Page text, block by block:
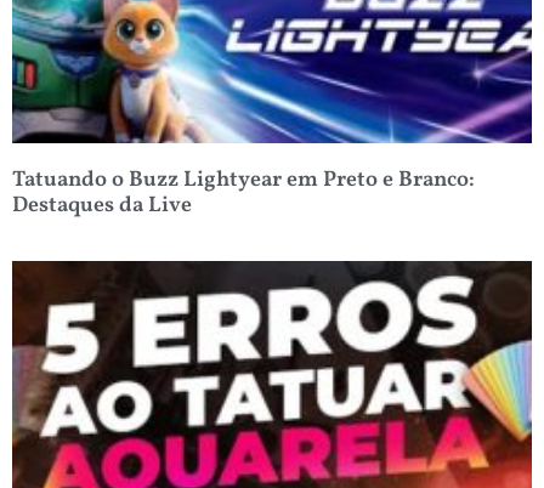
Tatuando o Buzz Lightyear em Preto e Branco:
Destaques da Live